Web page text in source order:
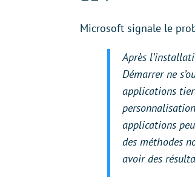
Microsoft signale le
Après
Démarrer ne
applications
applications
des méthodes
avoir des